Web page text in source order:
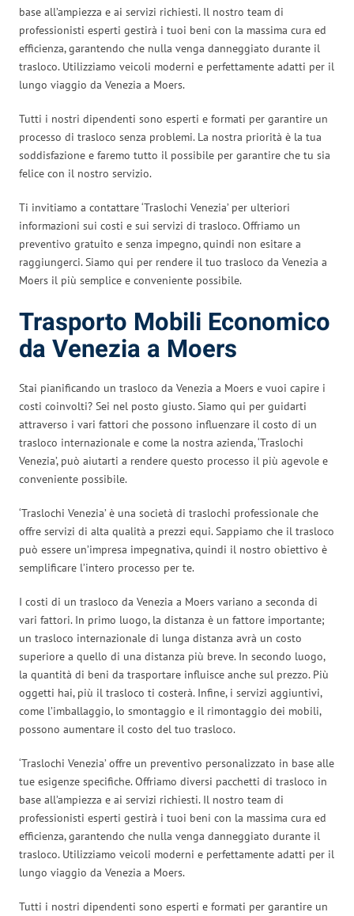
base all’ampiezza e ai servizi richiesti. Il nostro team di
professionisti esperti gestirà i tuoi beni con la massima cura ed
efficienza, garantendo che nulla venga danneggiato durante il
trasloco. Utilizziamo veicoli moderni e perfettamente adatti per il
lungo viaggio da Venezia a Moers.
Tutti i nostri dipendenti sono esperti e formati per garantire un
processo di trasloco senza problemi. La nostra priorità è la tua
soddisfazione e faremo tutto il possibile per garantire che tu sia
felice con il nostro servizio.
Ti invitiamo a contattare ‘Traslochi Venezia’ per ulteriori
informazioni sui costi e sui servizi di trasloco. Offriamo un
preventivo gratuito e senza impegno, quindi non esitare a
raggiungerci. Siamo qui per rendere il tuo trasloco da Venezia a
Moers il più semplice e conveniente possibile.
Trasporto Mobili Economico
da Venezia a Moers
Stai pianificando un trasloco da Venezia a Moers e vuoi capire i
costi coinvolti? Sei nel posto giusto. Siamo qui per guidarti
attraverso i vari fattori che possono influenzare il costo di un
trasloco internazionale e come la nostra azienda, ‘Traslochi
Venezia’, può aiutarti a rendere questo processo il più agevole e
conveniente possibile.
‘Traslochi Venezia’ è una società di traslochi professionale che
offre servizi di alta qualità a prezzi equi. Sappiamo che il trasloco
può essere un’impresa impegnativa, quindi il nostro obiettivo è
semplificare l’intero processo per te.
I costi di un trasloco da Venezia a Moers variano a seconda di
vari fattori. In primo luogo, la distanza è un fattore importante;
un trasloco internazionale di lunga distanza avrà un costo
superiore a quello di una distanza più breve. In secondo luogo,
la quantità di beni da trasportare influisce anche sul prezzo. Più
oggetti hai, più il trasloco ti costerà. Infine, i servizi aggiuntivi,
come l’imballaggio, lo smontaggio e il rimontaggio dei mobili,
possono aumentare il costo del tuo trasloco.
‘Traslochi Venezia’ offre un preventivo personalizzato in base alle
tue esigenze specifiche. Offriamo diversi pacchetti di trasloco in
base all’ampiezza e ai servizi richiesti. Il nostro team di
professionisti esperti gestirà i tuoi beni con la massima cura ed
efficienza, garantendo che nulla venga danneggiato durante il
trasloco. Utilizziamo veicoli moderni e perfettamente adatti per il
lungo viaggio da Venezia a Moers.
Tutti i nostri dipendenti sono esperti e formati per garantire un